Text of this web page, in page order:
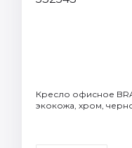
Кресло офисное
экокожа, хром,